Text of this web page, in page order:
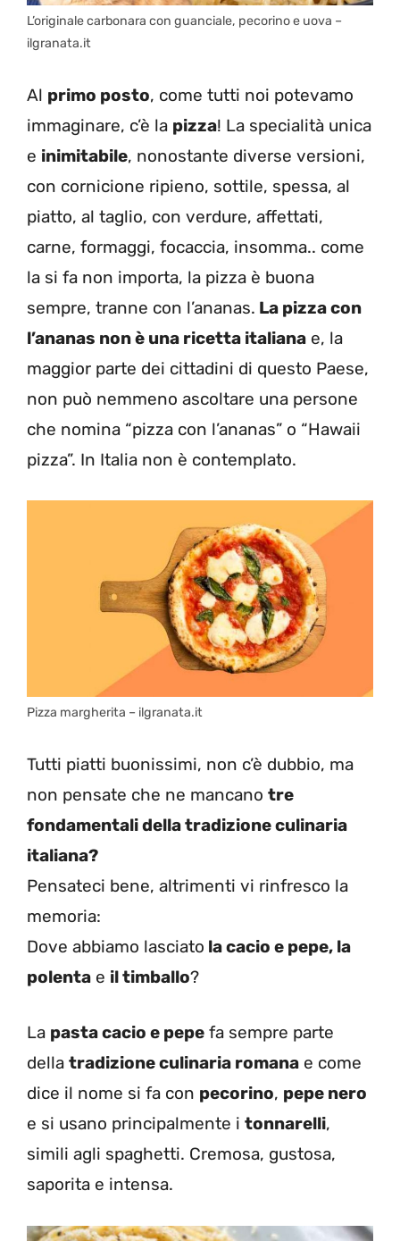
L’originale carbonara con guanciale, pecorino e uova –
ilgranata.it
Al primo posto, come tutti noi potevamo
immaginare, c’è la pizza! La specialità unica
e inimitabile, nonostante diverse versioni,
con cornicione ripieno, sottile, spessa, al
piatto, al taglio, con verdure, affettati,
carne, formaggi, focaccia, insomma.. come
la si fa non importa, la pizza è buona
sempre, tranne con l’ananas. La pizza con
l’ananas non è una ricetta italiana e, la
maggior parte dei cittadini di questo Paese,
non può nemmeno ascoltare una persone
che nomina “pizza con l’ananas” o “Hawaii
pizza”. In Italia non è contemplato.
Pizza margherita – ilgranata.it
Tutti piatti buonissimi, non c’è dubbio, ma
non pensate che ne mancano tre
fondamentali della tradizione culinaria
italiana?
Pensateci bene, altrimenti vi rinfresco la
memoria:
Dove abbiamo lasciato la cacio e pepe, la
polenta e il timballo?
La pasta cacio e pepe fa sempre parte
della tradizione culinaria romana e come
dice il nome si fa con pecorino, pepe nero
e si usano principalmente i tonnarelli,
simili agli spaghetti. Cremosa, gustosa,
saporita e intensa.